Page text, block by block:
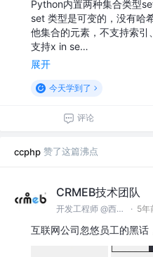
Python内置两种集合类型
set 类型是可变的，没有哈
他集合的元素，不支持索
支持x in se…
展开
今天学到了
评论
ccphp 赞了这篇沸点
CRMEB技术团队
开发工程师 @西安众邦网络科技有限公司 · 5年
互联网公司忽悠员工的黑话